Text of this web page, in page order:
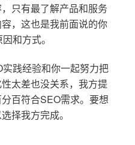
只有最了解产品和服务
，这也是我前面说的你
和方式。
践经验和你一起努力把
太差也没关系，我方提
百符合SEO需求。要想
择我方完成。